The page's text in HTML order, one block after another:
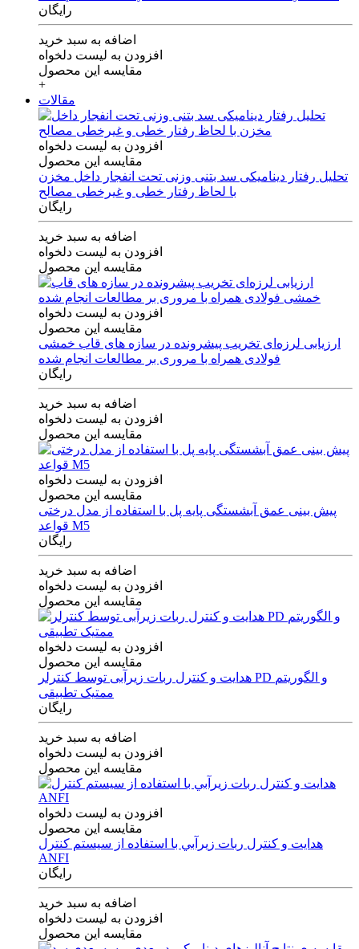
رایگان
اضافه به سبد خرید
افزودن به لیست دلخواه
مقایسه این محصول
+
مقالات
افزودن به لیست دلخواه
مقایسه این محصول
تحلیل رفتار دینامیکی سد بتنی وزنی تحت انفجار داخل مخزن
با لحاظ رفتار خطی و غیرخطی مصالح
رایگان
اضافه به سبد خرید
افزودن به لیست دلخواه
مقایسه این محصول
افزودن به لیست دلخواه
مقایسه این محصول
ارزیابی لرزه‌ای تخریب پیشرونده در سازه های قاب خمشی
فولادی همراه با مروری بر مطالعات انجام شده
رایگان
اضافه به سبد خرید
افزودن به لیست دلخواه
مقایسه این محصول
افزودن به لیست دلخواه
مقایسه این محصول
پیش بینی عمق آبشستگی پایه پل با استفاده از مدل درختی
قواعد M5
رایگان
اضافه به سبد خرید
افزودن به لیست دلخواه
مقایسه این محصول
افزودن به لیست دلخواه
مقایسه این محصول
هدایت و کنترل ربات زیرآبی توسط کنترلر PD و الگوریتم
ممتیک تطبیقی
رایگان
اضافه به سبد خرید
افزودن به لیست دلخواه
مقایسه این محصول
افزودن به لیست دلخواه
مقایسه این محصول
هدايت و كنترل ربات زيرآبي با استفاده از سيستم كنترل
ANFI
رایگان
اضافه به سبد خرید
افزودن به لیست دلخواه
مقایسه این محصول